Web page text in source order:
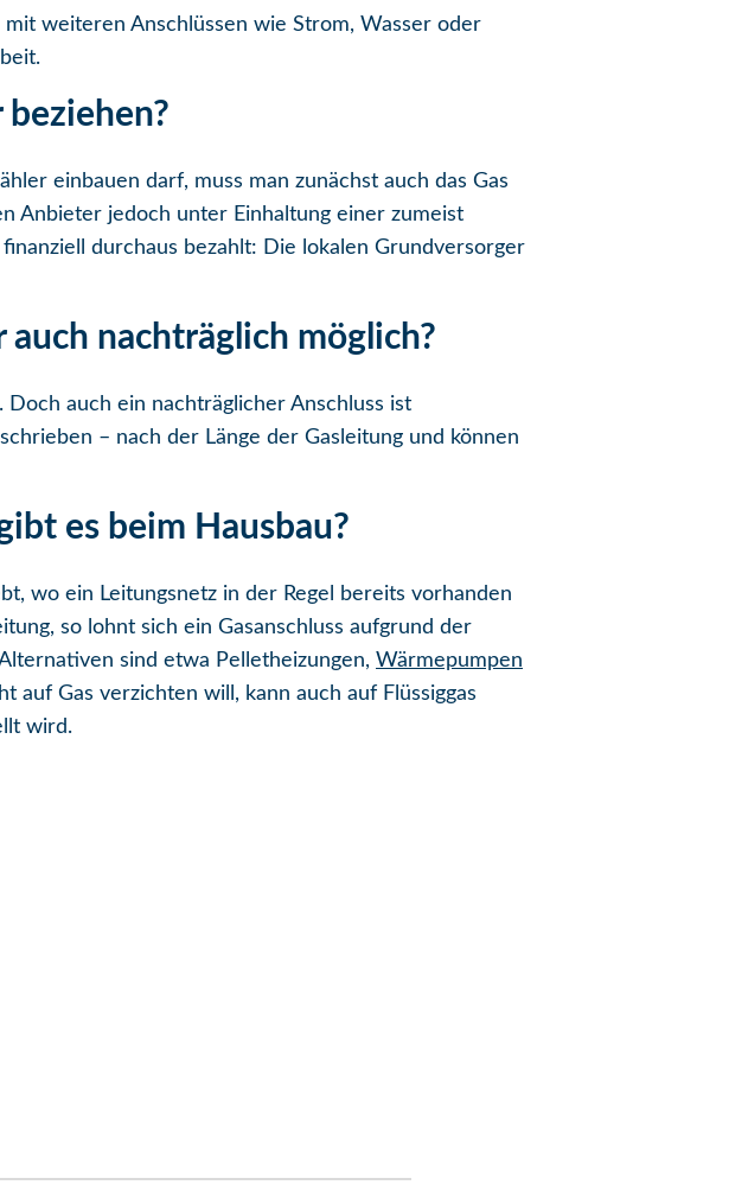
weiteren Anschlüssen wie Strom, Wasser oder
beziehen?
einbauen darf, muss man zunächst auch das Gas
Anbieter jedoch unter Einhaltung einer zumeist
durchaus bezahlt: Die lokalen Grundversorger
auch nachträglich möglich?
auch ein nachträglicher Anschluss ist
– nach der Länge der Gasleitung und können
es beim Hausbau?
wo ein Leitungsnetz in der Regel bereits vorhanden
so lohnt sich ein Gasanschluss aufgrund der
sind etwa Pelletheizungen, Wärmepumpen
Gas verzichten will, kann auch auf Flüssiggas
wird.